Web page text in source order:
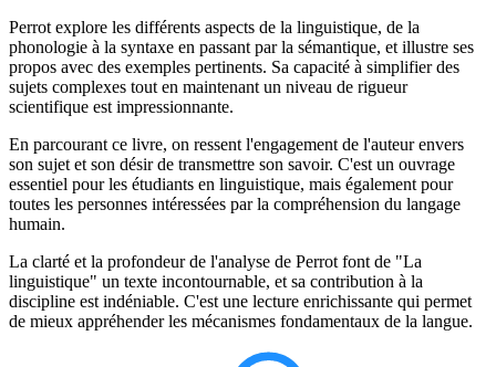
Perrot explore les différents aspects de la linguistique, de la
phonologie à la syntaxe en passant par la sémantique, et illustre ses
propos avec des exemples pertinents. Sa capacité à simplifier des
sujets complexes tout en maintenant un niveau de rigueur
scientifique est impressionnante.
En parcourant ce livre, on ressent l'engagement de l'auteur envers
son sujet et son désir de transmettre son savoir. C'est un ouvrage
essentiel pour les étudiants en linguistique, mais également pour
toutes les personnes intéressées par la compréhension du langage
humain.
La clarté et la profondeur de l'analyse de Perrot font de "La
linguistique" un texte incontournable, et sa contribution à la
discipline est indéniable. C'est une lecture enrichissante qui permet
de mieux appréhender les mécanismes fondamentaux de la langue.